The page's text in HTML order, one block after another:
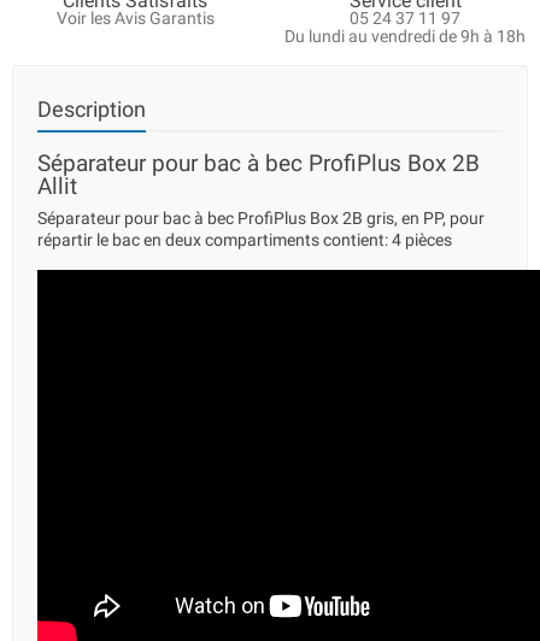
Voir les Avis Garantis
05 24 37 11 97
Du lundi au vendredi de 9h à 18h
Description
Séparateur pour bac à bec ProfiPlus Box 2B
Allit
Séparateur pour bac à bec ProfiPlus Box 2B gris, en PP, pour
répartir le bac en deux compartiments contient: 4 pièces